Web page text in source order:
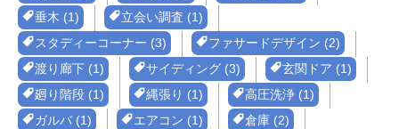
垂木 (1)
立会い調査 (1)
スタディーコーナー (3)
ファサードデザイン (2)
渡り廊下 (1)
サイディング (3)
玄関ドア (1)
廻り階段 (1)
縄張り (1)
高圧洗浄 (1)
ガルバ (1)
エアコン (1)
倉庫 (2)